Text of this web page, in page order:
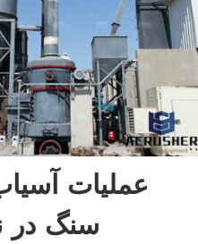
عملیات
سنگ در